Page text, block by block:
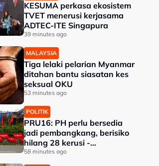
KESUMA perkasa ekosistem
TVET menerusi kerjasama
ADTEC-ITE Singapura
39 minutes ago
MALAYSIA
Tiga lelaki pelarian Myanmar
ditahan bantu siasatan kes
seksual OKU
53 minutes ago
POLITIK
PRU16: PH perlu bersedia
jadi pembangkang, berisiko
hilang 28 kerusi -
Penganalisis
58 minutes ago